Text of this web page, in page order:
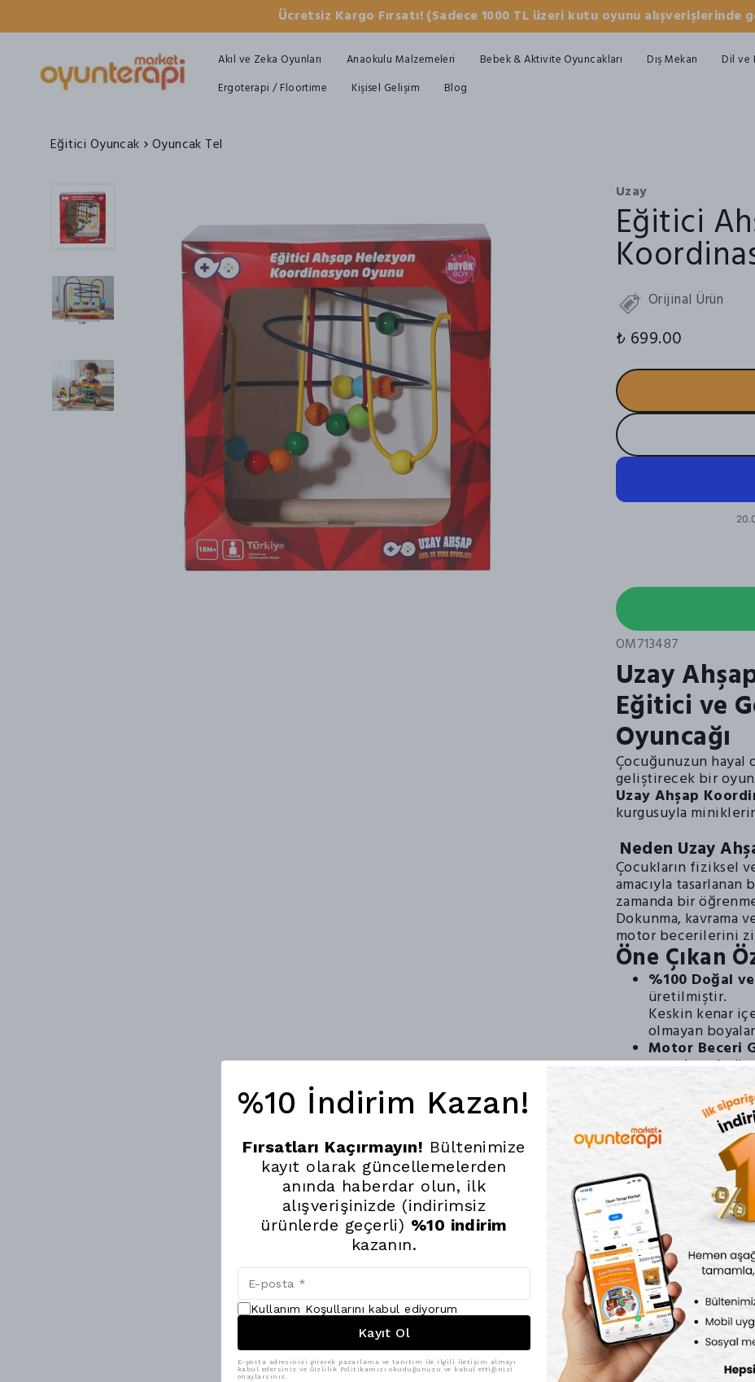
Ücretsiz Kargo Fırsatı! (Sadece 1000 TL üzeri kutu oyunu alışverişlerinde
Akıl ve Zeka Oyunları Anaokulu Malzemeleri Bebek & Aktivite Oyuncakları Dış Mekan Dil ve
Ergoterapi / Floortime
Kişisel Gelişim Blog
Eğitici Oyuncak Oyuncak Tel
Uzay
Eğitici
Orijinal Ürün
₺ 699.00
OM713487
Uzay
Eğitici ve
Oyuncağı
Çocuğunuzun hayal
geliştirecek bir oyun
Uzay Ahşap
kurgusuyla
Neden Uzay
Çocukların fiziksel
amacıyla tasarlanan
zamanda bir
Dokunma, kavrama
motor becerilerini
Öne Çıkan
%100 Doğal
üretilmiştir.
Keskin kenar
olmayan
Motor Beceri
parçalar, el-göz
Problem
yerleştirmeye
çözüm üretme
Renk ve Şekil
algıyı
kolaylaştırır.
Sosyal Gelişim:
paylaşma,
Teknik Bilgiler
Özellik
Malzeme
Boya Türü Su
Gelişim Alanları
Kullanım Ömrü
%10 İndirim Kazan!
Fırsatları Kaçırmayın! Bültenimize
kayıt olarak güncellemelerden
anında haberdar olun, ilk
alışverişinizde (indirimsiz
ürünlerde geçerli) %10 indirim
kazanın.
Kullanım Koşullarını kabul ediyorum
Kayıt Ol
E-posta adresinizi girerek pazarlama ve tanıtım ile ilgili iletişim almayı
kabul edersiniz ve Gizlilik Politikamızı okuduğunuzu ve kabul ettiğinizi
onaylarsınız.